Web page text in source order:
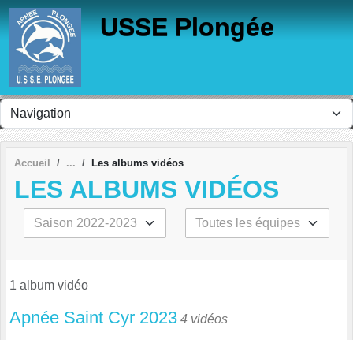
USSE Plongée
Accueil Les albums vidéos
LES ALBUMS VIDÉOS
1 album vidéo
Apnée Saint Cyr 2023 4 vidéos
Panneau de gestion des cookies